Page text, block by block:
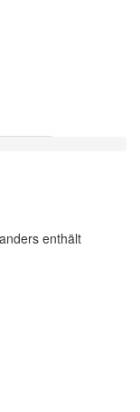
enthält